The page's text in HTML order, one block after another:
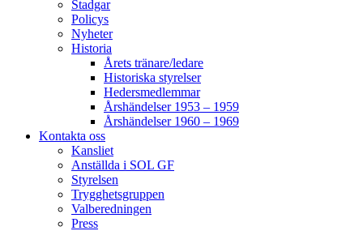
Stadgar
Policys
Nyheter
Historia
Årets tränare/ledare
Historiska styrelser
Hedersmedlemmar
Årshändelser 1953 – 1959
Årshändelser 1960 – 1969
Kontakta oss
Kansliet
Anställda i SOL GF
Styrelsen
Trygghetsgruppen
Valberedningen
Press